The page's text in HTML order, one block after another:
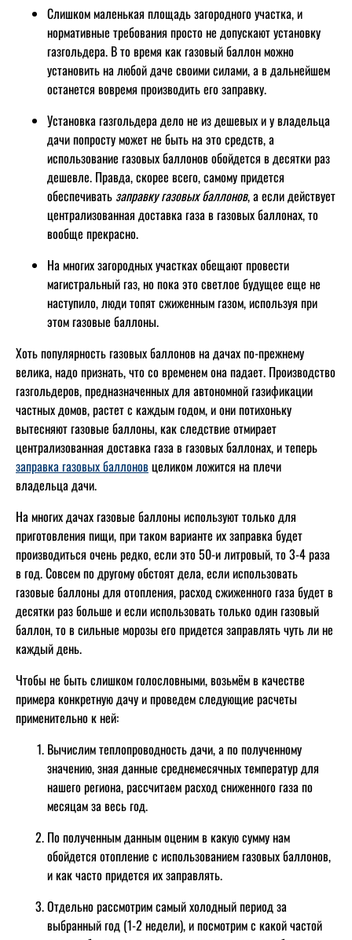
Слишком маленькая площадь загородного участка, и
нормативные требования просто не допускают установку
газгольдера. В то время как газовый баллон можно
установить на любой даче своими силами, а в дальнейшем
останется вовремя производить его заправку.
Установка газгольдера дело не из дешевых и у владельца
дачи попросту может не быть на это средств, а
использование газовых баллонов обойдется в десятки раз
дешевле. Правда, скорее всего, самому придется
обеспечивать заправку газовых баллонов, а если действует
централизованная доставка газа в газовых баллонах, то
вообще прекрасно.
На многих загородных участках обещают провести
магистральный газ, но пока это светлое будущее еще не
наступило, люди топят сжиженным газом, используя при
этом газовые баллоны.
Хоть популярность газовых баллонов на дачах по-прежнему
велика, надо признать, что со временем она падает. Производство
газгольдеров, предназначенных для автономной газификации
частных домов, растет с каждым годом, и они потихоньку
вытесняют газовые баллоны, как следствие отмирает
централизованная доставка газа в газовых баллонах, и теперь
заправка газовых баллоновцеликом ложится на плечи
владельца дачи.
На многих дачах газовые баллоны используют только для
приготовления пищи, при таком варианте их заправка будет
производиться очень редко, если это 50-и литровый, то 3-4 раза
в год. Совсем по другому обстоят дела, если использовать
газовые баллоны для отопления, расход сжиженного газа будет в
десятки раз больше и если использовать только один газовый
баллон, то в сильные морозы его придется заправлять чуть ли не
каждый день.
Чтобы не быть слишком голословными, возьмём в качестве
примера конкретную дачу и проведем следующие расчеты
применительно к ней:
Вычислим теплопроводность дачи, а по полученному
значению, зная данные среднемесячных температур для
нашего региона, рассчитаем расход сниженного газа по
месяцам за весь год.
По полученным данным оценим в какую сумму нам
обойдется отопление с использованием газовых баллонов,
и как часто придется их заправлять.
Отдельно рассмотрим самый холодный период за
выбранный год (1-2 недели), и посмотрим с какой частой